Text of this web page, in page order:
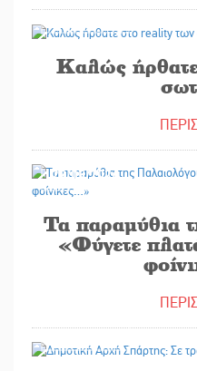
Καλώς
22/05/2026
Τα παραμύθια
«Φύγετε